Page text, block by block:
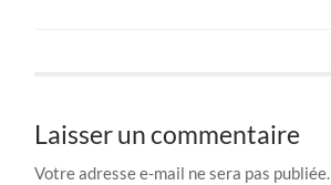
Laisser un commentaire
Votre adresse e-mail ne sera pas publiée.